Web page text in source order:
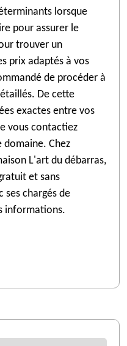
lorsque
pour assurer le
trouver un
prix adaptés à vos
de procéder à
De cette
exactes entre vos
vous contactiez
domaine. Chez
L'art du débarras,
et sans
ses chargés de
informations.